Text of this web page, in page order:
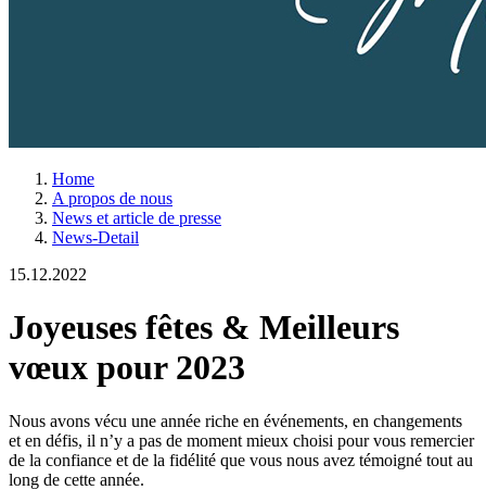
Home
A propos de nous
News et article de presse
News-Detail
15.12.2022
Joyeuses fêtes & Meilleurs
vœux pour 2023
Nous avons vécu une année riche en événements, en changements
et en défis, il n’y a pas de moment mieux choisi pour vous remercier
de la confiance et de la fidélité que vous nous avez témoigné tout au
long de cette année.